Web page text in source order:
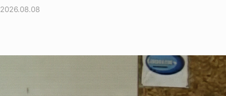
2026.08.08